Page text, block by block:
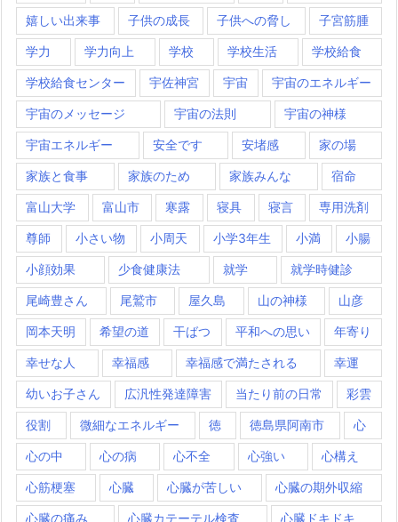
嬉しい出来事 子供の成長 子供への脅し 子宮筋腫
学力 学力向上 学校 学校生活 学校給食
学校給食センター 宇佐神宮 宇宙 宇宙のエネルギー
宇宙のメッセージ 宇宙の法則 宇宙の神様
宇宙エネルギー 安全です 安堵感 家の場
家族と食事 家族のため 家族みんな 宿命
富山大学 富山市 寒露 寝具 寝言 専用洗剤
尊師 小さい物 小周天 小学3年生 小満 小腸
小顔効果 少食健康法 就学 就学時健診
尾崎豊さん 尾鷲市 屋久島 山の神様 山彦
岡本天明 希望の道 干ばつ 平和への思い 年寄り
幸せな人 幸福感 幸福感で満たされる 幸運
幼いお子さん 広汎性発達障害 当たり前の日常 彩雲
役割 微細なエネルギー 徳 徳島県阿南市 心
心の中 心の病 心不全 心強い 心構え
心筋梗塞 心臓 心臓が苦しい 心臓の期外収縮
心臓の痛み 心臓カテーテル検査 心臓ドキドキ